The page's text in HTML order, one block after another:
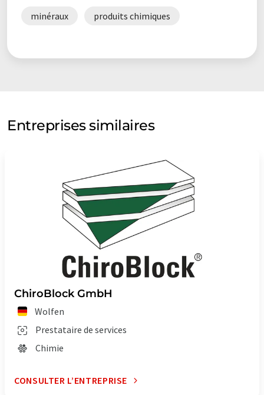
minéraux produits chimiques
Entreprises similaires
ChiroBlock GmbH
Wolfen
Prestataire de services
Chimie
CONSULTER L’ENTREPRISE